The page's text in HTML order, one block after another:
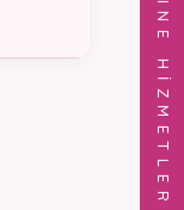
ONLINE HİZMETLER